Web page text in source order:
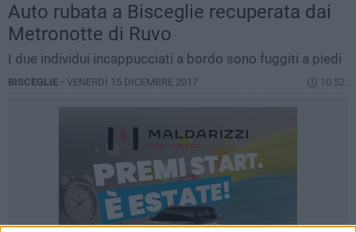
Auto rubata a Bisceglie recuperata dai
Metronotte di Ruvo
I due individui incappucciati a bordo sono fuggiti a piedi
BISCEGLIE - VENERDÌ 15 DICEMBRE 2017 10.52